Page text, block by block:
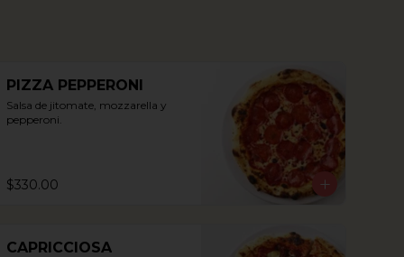
PIZZA PEPPERONI
Salsa de jitomate, mozzarella y
pepperoni.
$330.00
CAPRICCIOSA